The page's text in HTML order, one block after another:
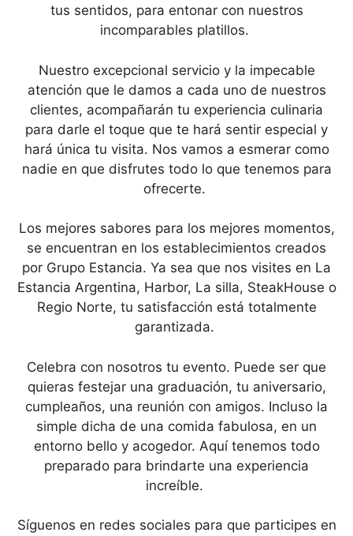
tus sentidos, para entonar con nuestros
incomparables platillos.
Nuestro excepcional servicio y la impecable
atención que le damos a cada uno de nuestros
clientes, acompañarán tu experiencia culinaria
para darle el toque que te hará sentir especial y
hará única tu visita. Nos vamos a esmerar como
nadie en que disfrutes todo lo que tenemos para
ofrecerte.
Los mejores sabores para los mejores momentos,
se encuentran en los establecimientos creados
por Grupo Estancia. Ya sea que nos visites en La
Estancia Argentina, Harbor, La silla, SteakHouse o
Regio Norte, tu satisfacción está totalmente
garantizada.
Celebra con nosotros tu evento. Puede ser que
quieras festejar una graduación, tu aniversario,
cumpleaños, una reunión con amigos. Incluso la
simple dicha de una comida fabulosa, en un
entorno bello y acogedor. Aquí tenemos todo
preparado para brindarte una experiencia
increíble.
Síguenos en redes sociales para que participes en